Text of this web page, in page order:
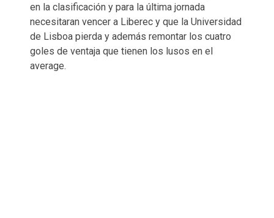
en la clasificación y para la última jornada
necesitaran vencer a Liberec y que la Universidad
de Lisboa pierda y además remontar los cuatro
goles de ventaja que tienen los lusos en el
average.